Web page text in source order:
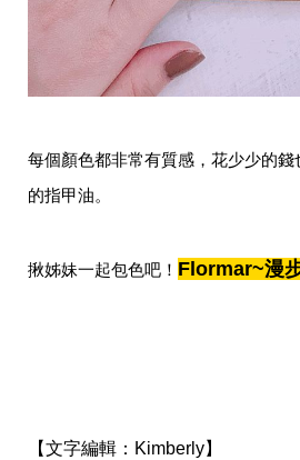
每個顏色都非常有質感，花少少的
的指甲油。
揪姊妹一起包色吧！ Flormar~漫
【文字編輯： Kimberly】